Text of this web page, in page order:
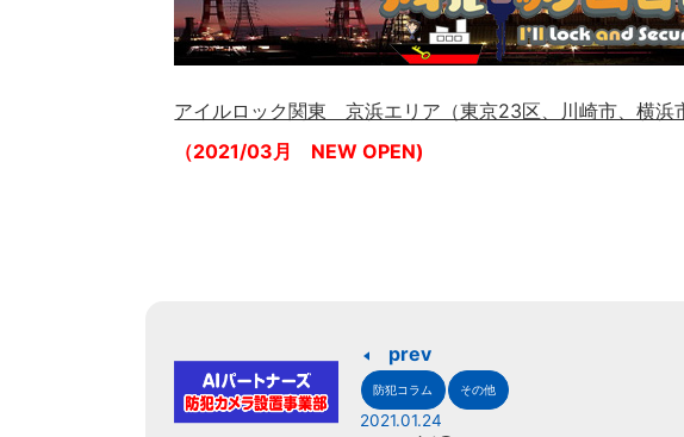
アイルロック関東 京浜エリア（東京23区、川崎市、横浜
（2021/03月 NEW OPEN)
prev
防犯コラム その他
2021.01.24